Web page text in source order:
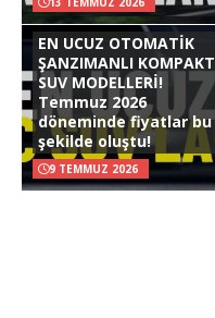
EN UCUZ OTOMATİK
ŞANZIMANLI KOMPAKT
SUV MODELLERİ!
Temmuz 2026
döneminde fiyatlar bu
şekilde oluştu!
9 TEMMUZ 2026